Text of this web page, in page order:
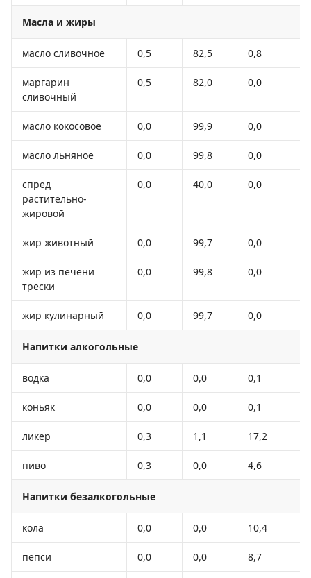
Масла и жиры
масло сливочное 0,5 82,5 0,8
маргарин
сливочный
0,5 82,0 0,0
масло кокосовое 0,0 99,9 0,0
масло льняное 0,0 99,8 0,0
спред
растительно-
жировой
0,0 40,0 0,0
жир животный 0,0 99,7 0,0
жир из печени
трески
0,0 99,8 0,0
жир кулинарный 0,0 99,7 0,0
Напитки алкогольные
водка 0,0 0,0 0,1
коньяк 0,0 0,0 0,1
ликер 0,3 1,1 17,2
пиво 0,3 0,0 4,6
Напитки безалкогольные
кола 0,0 0,0 10,4
пепси 0,0 0,0 8,7